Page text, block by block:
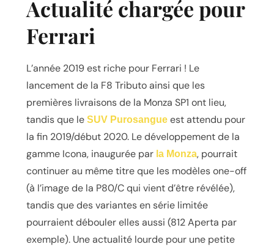
Actualité chargée pour
Ferrari
L’année 2019 est riche pour Ferrari ! Le
lancement de la F8 Tributo ainsi que les
premières livraisons de la Monza SP1 ont lieu,
tandis que le SUV Purosangueest attendu pour
la fin 2019/début 2020. Le développement de la
gamme Icona, inaugurée par la Monza, pourrait
continuer au même titre que les modèles one-off
(à l’image de la P80/C qui vient d’être révélée),
tandis que des variantes en série limitée
pourraient débouler elles aussi (812 Aperta par
exemple). Une actualité lourde pour une petite